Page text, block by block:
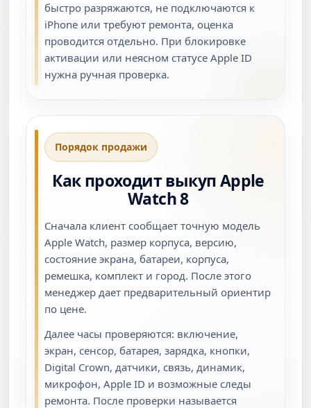
быстро разряжаются, не подключаются к
iPhone или требуют ремонта, оценка
проводится отдельно. При блокировке
активации или неясном статусе Apple ID
нужна ручная проверка.
Порядок продажи
Как проходит выкуп Apple
Watch 8
Сначала клиент сообщает точную модель
Apple Watch, размер корпуса, версию,
состояние экрана, батареи, корпуса,
ремешка, комплект и город. После этого
менеджер дает предварительный ориентир
по цене.
Далее часы проверяются: включение,
экран, сенсор, батарея, зарядка, кнопки,
Digital Crown, датчики, связь, динамик,
микрофон, Apple ID и возможные следы
ремонта. После проверки называется